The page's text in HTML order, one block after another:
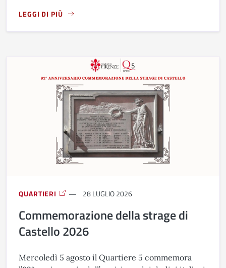
LEGGI DI PIÙ
A PROPOSITO DI CONSIGLIO COMUNALE
QUARTIERI 28 LUGLIO 2026
Commemorazione della strage di
Castello 2026
Mercoledì 5 agosto il Quartiere 5 commemora